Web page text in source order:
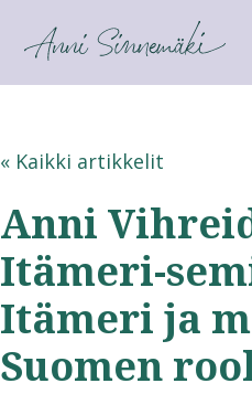
ANNI
« Kaikki artikkelit
Anni
Itämeri-
Itämeri ja
Suomen